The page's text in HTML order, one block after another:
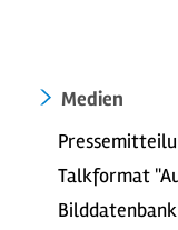
Medien
Talkformat
Bilddatenbank